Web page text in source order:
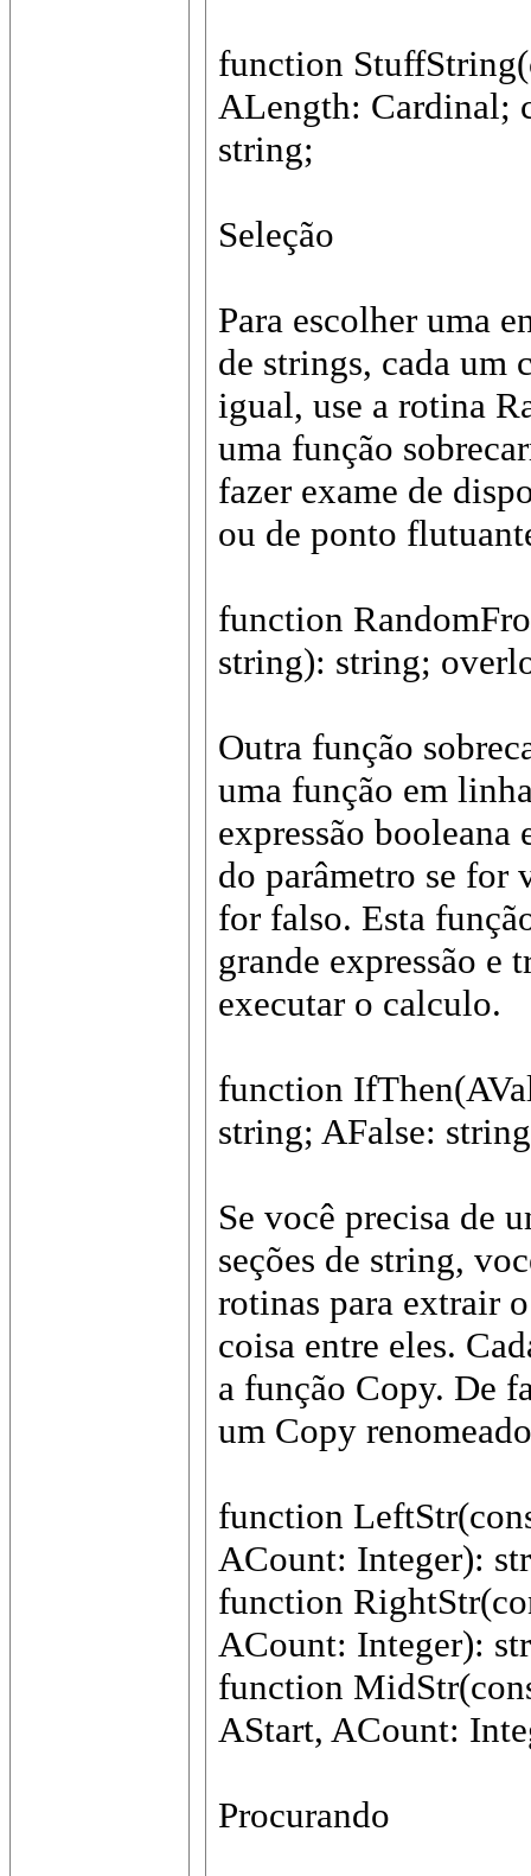
function
ALength: Cardinal;
string;
Seleção
Para escolher uma
de strings, cada um
igual, use a rotina
uma função
fazer exame de
ou de ponto
function
string): string;
Outra função
uma função em
expressão
do parâmetro se for
for falso. Esta
grande expressão e
executar o calculo.
function
string; AFalse:
Se você precisa de
seções de string,
rotinas para extrair
coisa entre eles.
a função Copy. De
um Copy
function
ACount: Integer):
function
ACount: Integer):
function
AStart, ACount:
Procurando